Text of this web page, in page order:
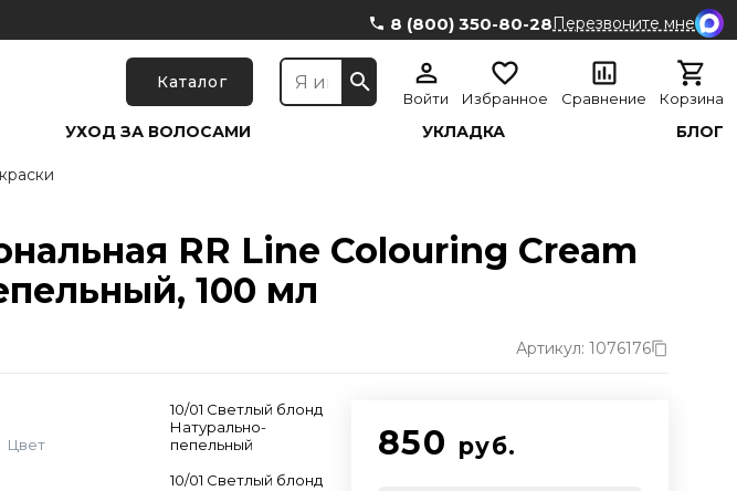
8 (800) 350-80-28Перезвоните мне
Каталог
Войти Избранное Сравнение Корзина
УХОД ЗА ВОЛОСАМИ УКЛАДКА БЛОГ
RR Line Colouring Cream
100 мл
Артикул: 1076176
Цвет
10/01 Светлый блонд
Натурально-
пепельный
10/01 Светлый блонд
850 руб.